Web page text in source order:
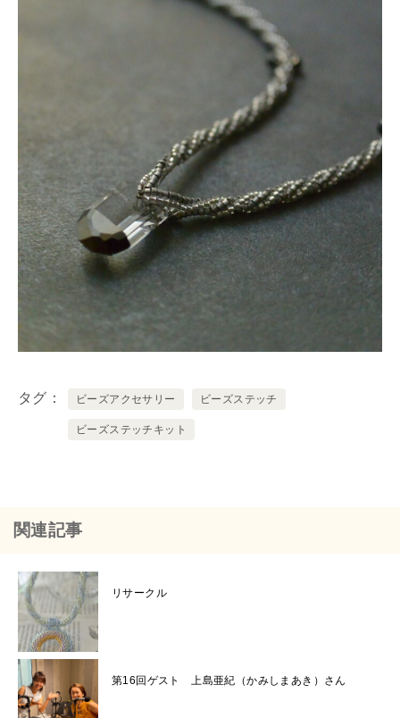
タグ ビーズアクセサリー ビーズステッチ
ビーズステッチキット
関連記事
リサークル
第16回ゲスト 上島亜紀（かみしまあき）さん